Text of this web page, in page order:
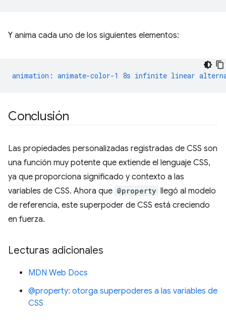
Y anima cada uno de los siguientes elementos:
animation : animate-color-1 8s infinite linear
Conclusión
Las propiedades personalizadas registradas de CSS son
una función muy potente que extiende el lenguaje CSS,
ya que proporciona significado y contexto a las
variables de CSS. Ahora que @property llegó al modelo
de referencia, este superpoder de CSS está creciendo
en fuerza.
Lecturas adicionales
MDN Web Docs
@property: otorga superpoderes a las variables de
CSS